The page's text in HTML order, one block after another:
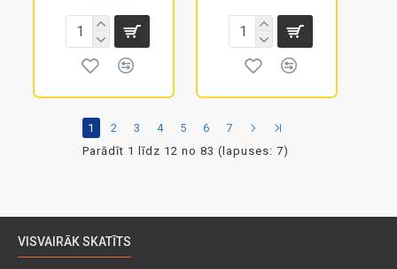
1 2 3 4 5 6
7
Parādīt 1 līdz 12 no 83 (lapuses: 7)
VISVAIRĀK SKATĪTS